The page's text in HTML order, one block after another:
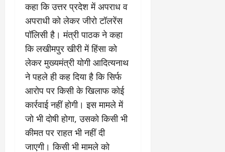
कहा कि उत्तर प्रदेश में अपराध व
अपराधी को लेकर जीरो टॉलरेंस
पॉलिसी है। मंत्री पाठक ने कहा
कि लखीमपुर खीरी में हिंसा को
लेकर मुख्यमंत्री योगी आदित्यनाथ
ने पहले ही कह दिया है कि सिर्फ
आरोप पर किसी के खिलाफ कोई
कार्रवाई नहीं होगी। इस मामले में
जो भी दोषी होगा, उसको किसी भी
कीमत पर राहत भी नहीं दी
जाएगी। किसी भी मामले को